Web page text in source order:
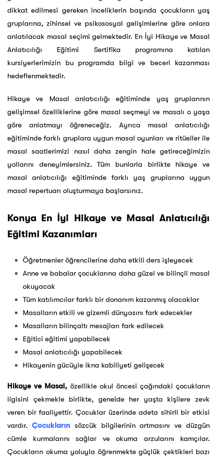
dikkat edilmesi gereken inceliklerin başında çocukların yaş
gruplarına, zihinsel ve psikososyal gelişimlerine göre onlara
anlatılacak masal seçimi gelmektedir. En İyi Hikaye ve Masal
Anlatıcılığı Eğitimi Sertifika programına katılan
kursiyerlerimizin bu programda bilgi ve beceri kazanması
hedeflenmektedir.
Hikaye ve Masal anlatıcılığı eğitiminde yaş gruplarının
gelişimsel özelliklerine göre masal seçmeyi ve masalı o yaşa
göre anlatmayı öğreneceğiz. Ayrıca masal anlatıcılığı
eğitiminde farklı gruplara uygun masal oyunları ve ritüeller ile
masal saatlerimizi nasıl daha zengin hale getireceğimizin
yollarını deneyimlersiniz. Tüm bunlarla birlikte hikaye ve
masal anlatıcılığı eğitiminde farklı yaş gruplarına uygun
masal repertuarı oluşturmaya başlarsınız.
Konya En İyi Hikaye ve Masal Anlatıcılığı
Eğitimi Kazanımları
Öğretmenler öğrencilerine daha etkili ders işleyecek
Anne ve babalar çocuklarına daha güzel ve bilinçli masal
okuyacak
Tüm katılımcılar farklı bir donanım kazanmış olacaklar
Masalların etkili ve gizemli dünyasını fark edecekler
Masalların bilinçaltı mesajları fark edilecek
Eğitici eğitimi yapabilecek
Masal anlatıcılığı yapabilecek
Hikayenin gücüyle ikna kabiliyeti gelişecek
Hikaye ve Masal, özellikle okul öncesi çağındaki çocukların
ilgisini çekmekle birlikte, genelde her yaşta kişilere zevk
veren bir faaliyettir. Çocuklar üzerinde adeta sihirli bir etkisi
vardır. Çocukların sözcük bilgilerinin artmasını ve düzgün
cümle kurmalarını sağlar ve okuma arzularını kamçılar.
Çocukların okuma yoluyla öğrenmekte güçlük çektikleri bazı